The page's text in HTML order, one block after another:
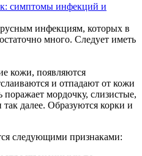
симптомы инфекций и
инфекциям, которых в
много. Следует иметь
кожи, появляются
и отпадают от кожи
мордочку, слизистые,
далее. Образуются корки и
следующими признаками: